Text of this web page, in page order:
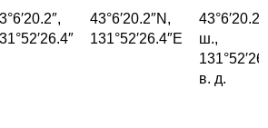
43°6′20.2″N,
131°52′26.4″E
43°6′20.2″
ш.,
в. д.